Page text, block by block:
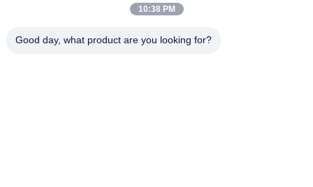
10:38 PM
Good day, what product are you looking for?